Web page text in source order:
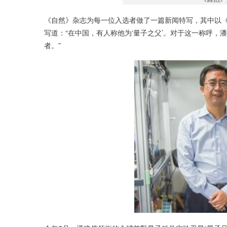
《自然》杂志为每一位入选者做了一篇新闻特写，其中
写道：“在中国，有人称他为‘量子之父’。对于这一称呼
者。”